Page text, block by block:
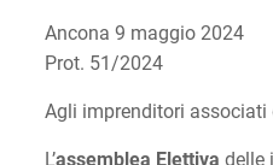
Ancona 9 maggio 2024
Prot. 51/2024
Agli imprenditori
L’assemblea Elettiva delle